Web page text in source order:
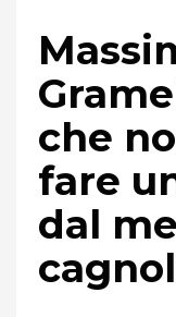
che
fare
dal